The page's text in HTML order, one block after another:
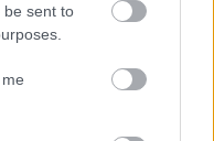
be sent to
márvány burkolatát. Ma a
meg a földszinten.
két nagyobb és két